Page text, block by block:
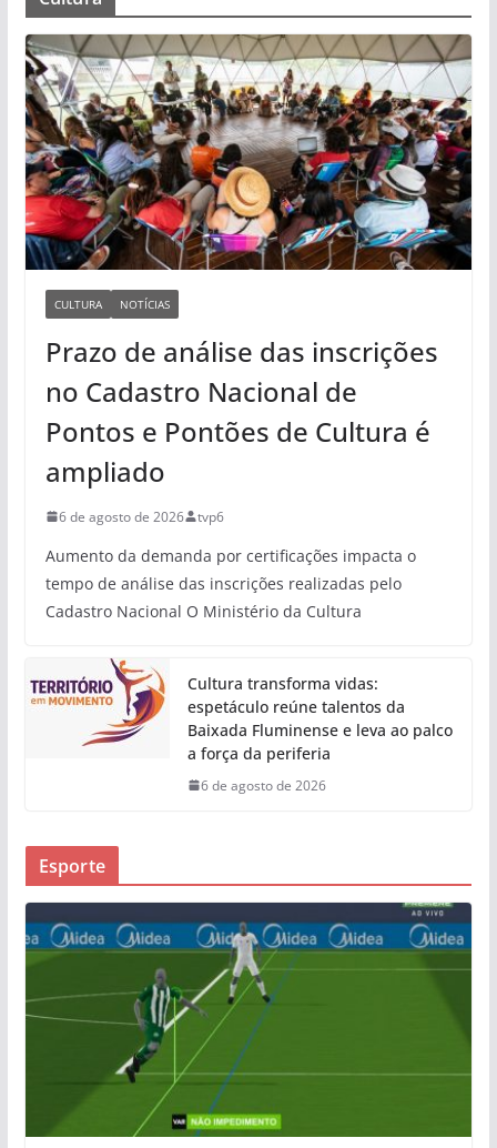
CULTURA NOTÍCIAS
Prazo de análise das inscrições
no Cadastro Nacional de
Pontos e Pontões de Cultura é
ampliado
6 de agosto de 2026 tvp6
Aumento da demanda por certificações impacta o
tempo de análise das inscrições realizadas pelo
Cadastro Nacional O Ministério da Cultura
Cultura transforma vidas:
espetáculo reúne talentos da
Baixada Fluminense e leva ao palco
a força da periferia
6 de agosto de 2026
Esporte